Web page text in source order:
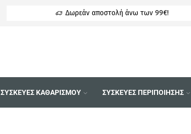
Δωρεάν αποστολή άνω των 99€!
ΣΥΣΚΕΥΕΣ ΚΑΘΑΡΙΣΜΟΥ ΣΥΣΚΕΥΕΣ ΠΕΡΙΠΟΙΗΣΗΣ